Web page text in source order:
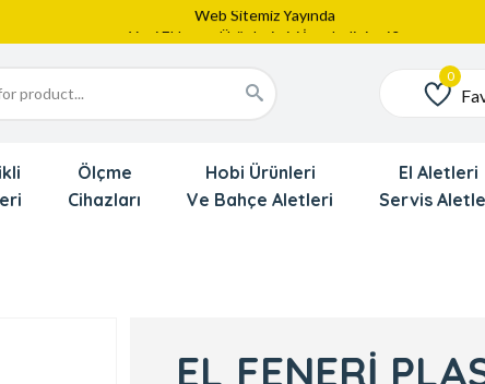
Web Sitemiz Yayında
Yeni Eklenen Ürünlerimizi İnceledinizmi ?
Favoriler
Ölçme
Cihazları
Hobi Ürünleri
Ve Bahçe Aletleri
El Aletleri
Servis
EL FENERİ